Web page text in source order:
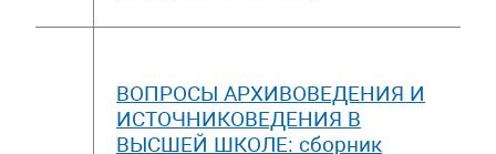
ВОПРОСЫ АРХИВОВЕДЕНИЯ И
ИСТОЧНИКОВЕДЕНИЯ В
ВЫСШЕЙ ШКОЛЕ: сборник